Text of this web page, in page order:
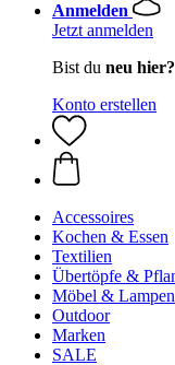
Anmelden
Jetzt anmelden
Bist du neu hier?
Konto erstellen
Accessoires
Kochen & Essen
Textilien
Übertöpfe &
Möbel & Lampen
Outdoor
Marken
SALE